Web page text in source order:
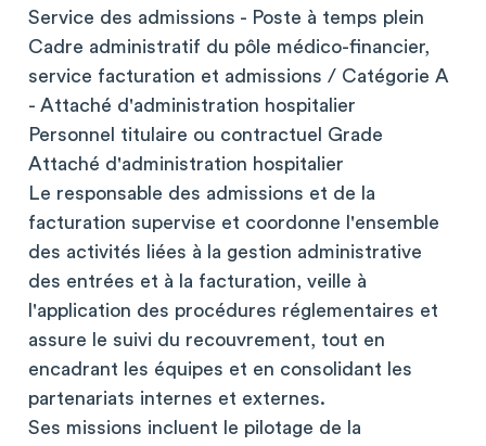
Service des admissions - Poste à temps plein
Cadre administratif du pôle médico-financier,
service facturation et admissions / Catégorie A
- Attaché d'administration hospitalier
Personnel titulaire ou contractuel Grade
Attaché d'administration hospitalier
Le responsable des admissions et de la
facturation supervise et coordonne l'ensemble
des activités liées à la gestion administrative
des entrées et à la facturation, veille à
l'application des procédures réglementaires et
assure le suivi du recouvrement, tout en
encadrant les équipes et en consolidant les
partenariats internes et externes.
Ses missions incluent le pilotage de la